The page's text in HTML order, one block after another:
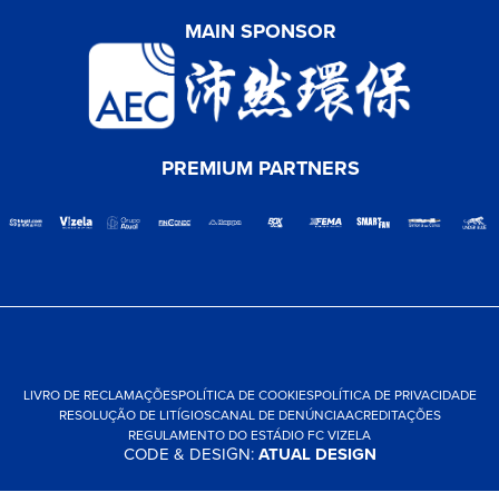
MAIN SPONSOR
PREMIUM PARTNERS
LIVRO DE RECLAMAÇÕESPOLÍTICA DE COOKIESPOLÍTICA DE PRIVACIDADE
RESOLUÇÃO DE LITÍGIOSCANAL DE DENÚNCIAACREDITAÇÕES
REGULAMENTO DO ESTÁDIO FC VIZELA
CODE & DESIGN:ATUAL DESIGN